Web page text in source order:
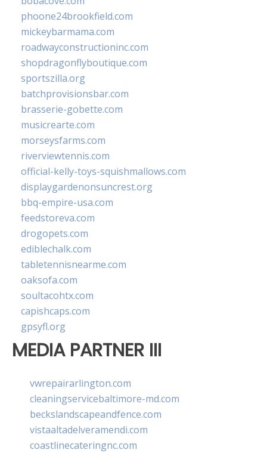
phoone24brookfield.com
mickeybarmama.com
roadwayconstructioninc.com
shopdragonflyboutique.com
sportszilla.org
batchprovisionsbar.com
brasserie-gobette.com
musicrearte.com
morseysfarms.com
riverviewtennis.com
official-kelly-toys-squishmallows.com
displaygardenonsuncrest.org
bbq-empire-usa.com
feedstoreva.com
drogopets.com
ediblechalk.com
tabletennisnearme.com
oaksofa.com
soultacohtx.com
capishcaps.com
gpsyfl.org
MEDIA PARTNER III
vwrepairarlington.com
cleaningservicebaltimore-md.com
beckslandscapeandfence.com
vistaaltadelveramendi.com
coastlinecateringnc.com